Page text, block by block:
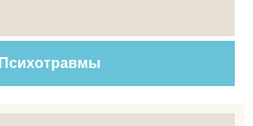
Психотравмы